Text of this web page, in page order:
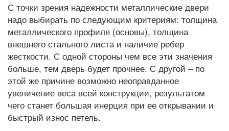
С точки зрения надежности металлические двери
надо выбирать по следующим критериям: толщина
металлического профиля (основы), толщина
внешнего стального листа и наличие ребер
жесткости. С одной стороны чем все эти значения
больше, тем дверь будет прочнее. С другой – по
этой же причине возможно неоправданное
увеличение веса всей конструкции, результатом
чего станет большая инерция при ее открывании и
быстрый износ петель.